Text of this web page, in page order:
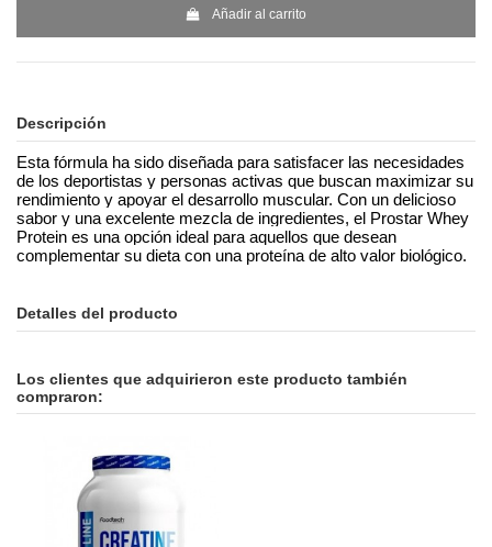
Añadir al carrito
Descripción
Esta fórmula ha sido diseñada para satisfacer las necesidades
de los deportistas y personas activas que buscan maximizar su
rendimiento y apoyar el desarrollo muscular. Con un delicioso
sabor y una excelente mezcla de ingredientes, el Prostar Whey
Protein es una opción ideal para aquellos que desean
complementar su dieta con una proteína de alto valor biológico.
Detalles del producto
Los clientes que adquirieron este producto también
compraron: